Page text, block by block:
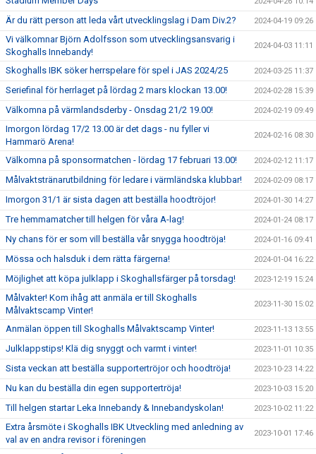
Är du rätt person att leda vårt utvecklingslag i Dam Div.2? 2024-04-19 09:26
Vi välkomnar Björn Adolfsson som utvecklingsansvarig i
Skoghalls Innebandy!
2024-04-03 11:11
Skoghalls IBK söker herrspelare för spel i JAS 2024/25 2024-03-25 11:37
Seriefinal för herrlaget på lördag 2 mars klockan 13.00! 2024-02-28 15:39
Välkomna på värmlandsderby - Onsdag 21/2 19.00! 2024-02-19 09:49
Imorgon lördag 17/2 13.00 är det dags - nu fyller vi
Hammarö Arena!
2024-02-16 08:30
Välkomna på sponsormatchen - lördag 17 februari 13.00! 2024-02-12 11:17
Målvaktstränarutbildning för ledare i värmländska klubbar! 2024-02-09 08:17
Imorgon 31/1 är sista dagen att beställa hoodtröjor! 2024-01-30 14:27
Tre hemmamatcher till helgen för våra A-lag! 2024-01-24 08:17
Ny chans för er som vill beställa vår snygga hoodtröja! 2024-01-16 09:41
Mössa och halsduk i dem rätta färgerna! 2024-01-04 16:22
Möjlighet att köpa julklapp i Skoghallsfärger på torsdag! 2023-12-19 15:24
Målvakter! Kom ihåg att anmäla er till Skoghalls
Målvaktscamp Vinter!
2023-11-30 15:02
Anmälan öppen till Skoghalls Målvaktscamp Vinter! 2023-11-13 13:55
Julklappstips! Klä dig snyggt och varmt i vinter! 2023-11-01 10:35
Sista veckan att beställa supportertröjor och hoodtröja! 2023-10-23 14:22
Nu kan du beställa din egen supportertröja! 2023-10-03 15:20
Till helgen startar Leka Innebandy & Innebandyskolan! 2023-10-02 11:22
Extra årsmöte i Skoghalls IBK Utveckling med anledning av
val av en andra revisor i föreningen
2023-10-01 17:46